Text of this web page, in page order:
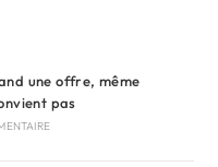
une offre, même
pas